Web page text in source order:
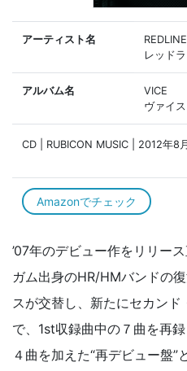
アーティスト名
REDLINE
レッド
アルバム名
VICE
ヴァイス
CD | RUBICON MUSIC | 2012年8
Amazonでチェック
’07年のデビュー作をリリー
ガム出身のHR/HMバンドの
スが交替し、新たにセカン
で、1st収録曲中の７曲を再
４曲を加えた“再デビュー盤